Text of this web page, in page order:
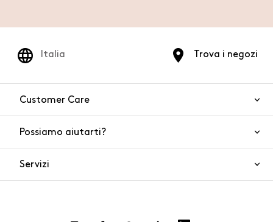
Trova i negozi
Italia
Customer Care
Sicurezza del prodotto
Possiamo aiutarti?
Servizi